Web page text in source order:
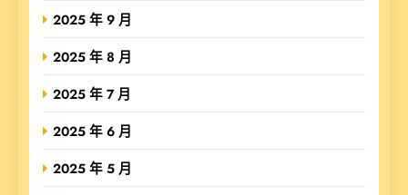
2025 年 9 月
2025 年 8 月
2025 年 7 月
2025 年 6 月
2025 年 5 月